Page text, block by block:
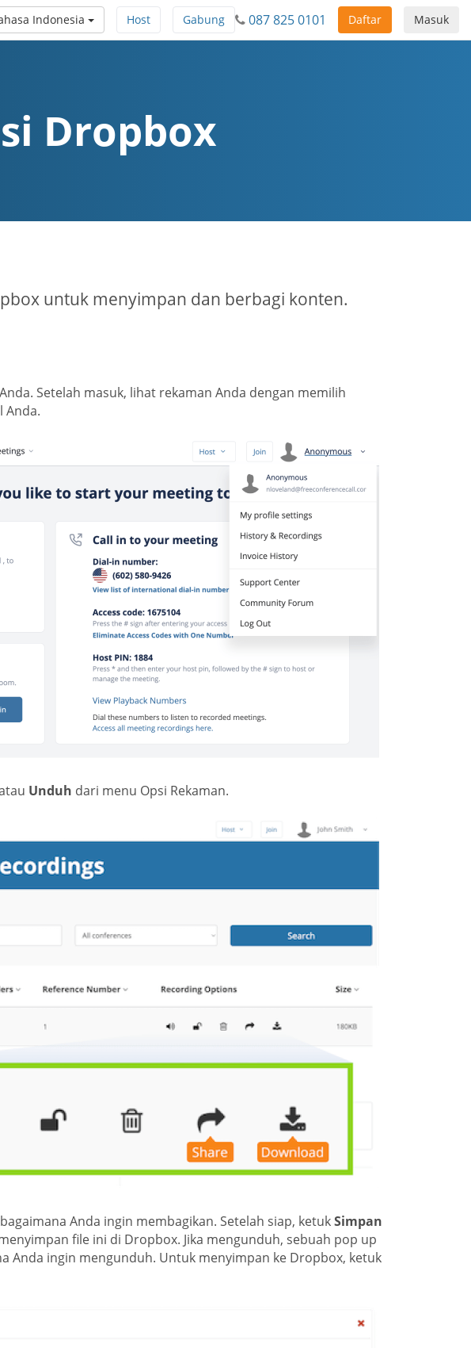
Masuk
Daftar
087 825 0101
Gabung
Host
Indonesia
Dropbox
untuk menyimpan dan berbagi konten.
Setelah masuk, lihat rekaman Anda dengan memilih
Anda.
Unduh dari menu Opsi Rekaman.
Anda ingin membagikan. Setelah siap, ketukSimpan
file ini di Dropbox. Jika mengunduh, sebuah pop up
Anda ingin mengunduh. Untuk menyimpan ke Dropbox, ketuk